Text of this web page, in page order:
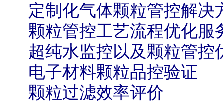
定制化气体颗粒管控解决
颗粒管控工艺流程优化服
超纯水监控以及颗粒管控
电子材料颗粒品控验证
颗粒过滤效率评价